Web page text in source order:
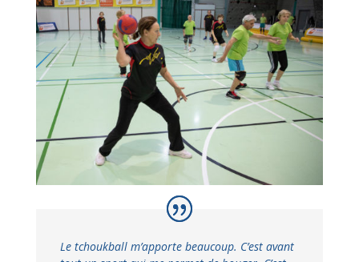
Le tchoukball m’apporte beaucoup. C’est avant